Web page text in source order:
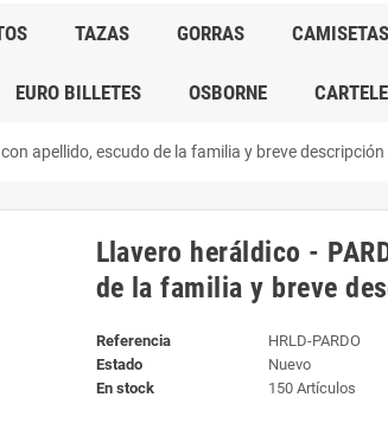
TAZAS GORRAS
EURO BILLETES OSBORNE
apellido, escudo de la familia y breve
Llavero heráldico -
de la familia y breve
Referencia
HRLD-PARDO
Estado
Nuevo
En stock
150 Artículos